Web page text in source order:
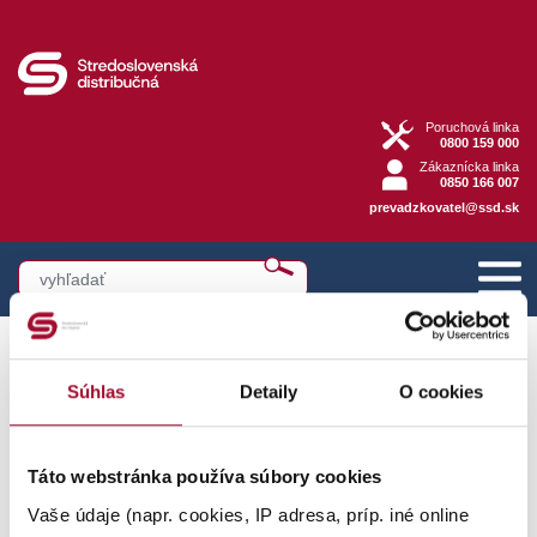
Súhlas Detaily O cookies
Táto webstránka používa súbory cookies
Vaše údaje (napr. cookies, IP adresa, príp. iné online
Poruchová linka
0800 159 000
Zákaznícka linka
0850 166 007
prevadzkovatel@ssd.sk
platný od 1.1.2026